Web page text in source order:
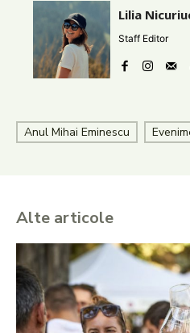
Lilia
Staff Editor
Anul Mihai Eminescu
Alte articole